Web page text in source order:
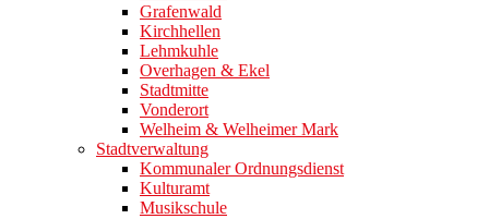
Grafenwald
Kirchhellen
Lehmkuhle
Overhagen & Ekel
Stadtmitte
Vonderort
Welheim & Welheimer Mark
Stadtverwaltung
Kommunaler Ordnungsdienst
Kulturamt
Musikschule